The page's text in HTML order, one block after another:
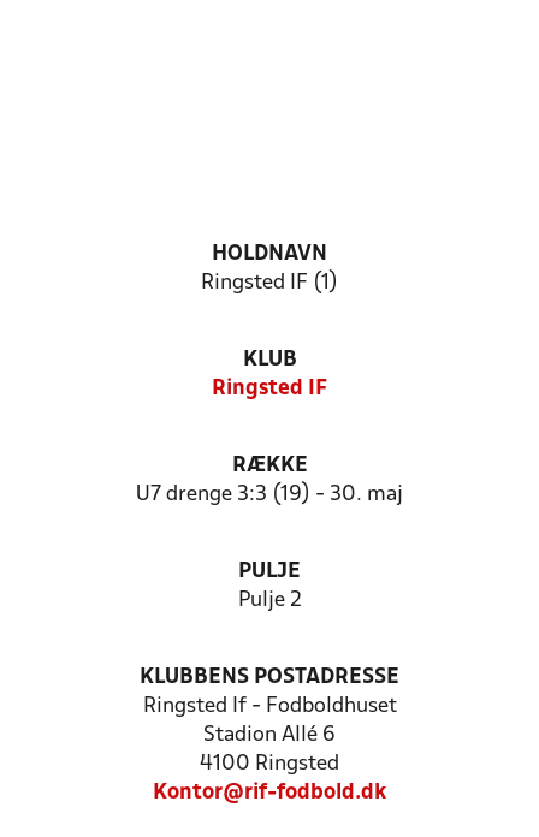
HOLDNAVN
Ringsted IF (1)
KLUB
Ringsted IF
RÆKKE
U7 drenge 3:3 (19) - 30. maj
PULJE
Pulje 2
KLUBBENS POSTADRESSE
Ringsted If - Fodboldhuset
Stadion Allé 6
4100 Ringsted
Kontor@rif-fodbold.dk